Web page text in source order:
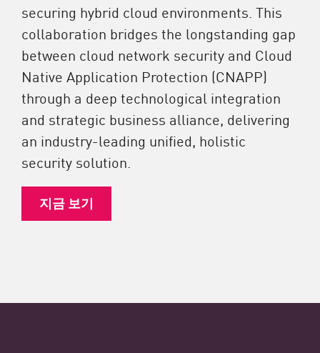
securing hybrid cloud environments. This
collaboration bridges the longstanding gap
between cloud network security and Cloud
Native Application Protection (CNAPP)
through a deep technological integration
and strategic business alliance, delivering
an industry-leading unified, holistic
security solution.
지금 보기